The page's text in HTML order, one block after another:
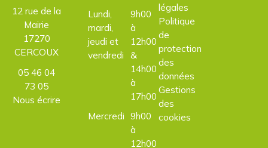
12 rue de la
Mairie
17270
CERCOUX
05 46 04
73 05
Nous écrire
Lundi,
mardi,
jeudi et
vendredi
9h00
à
12h00
&
14h00
à
17h00
Mercredi 9h00
à
12h00
légales
Politique
de
protection
des
données
Gestions
des
cookies